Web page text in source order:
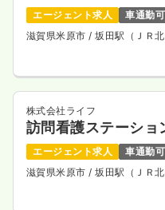
エージェント求人 車通勤可
滋賀県米原市/ 坂田駅（ＪＲ
株式会社ライフ
訪問看護ステーショ
エージェント求人
車通勤可
滋賀県米原市/ 坂田駅（ＪＲ